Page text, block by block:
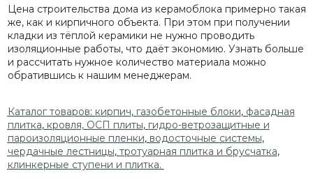
Цена строительства дома из керамоблока примерно такая
же, как и кирпичного объекта. При этом при получении
кладки из тёплой керамики не нужно проводить
изоляционные работы, что даёт экономию. Узнать больше
и рассчитать нужное количество материала можно
обратившись к нашим менеджерам.
Каталог товаров: кирпич, газобетонные блоки, фасадная
плитка, кровля, ОСП плиты, гидро-ветрозащитные и
пароизоляционные пленки, водосточные системы,
чердачные лестницы, тротуарная плитка и брусчатка,
клинкерные ступени и плитка.